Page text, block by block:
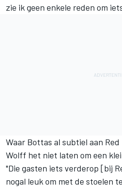
zie ik geen enkele reden om
Waar Bottas al subtiel aan
Wolff het niet laten om een
"Die gasten iets verderop [bij
nogal leuk om met de stoelen